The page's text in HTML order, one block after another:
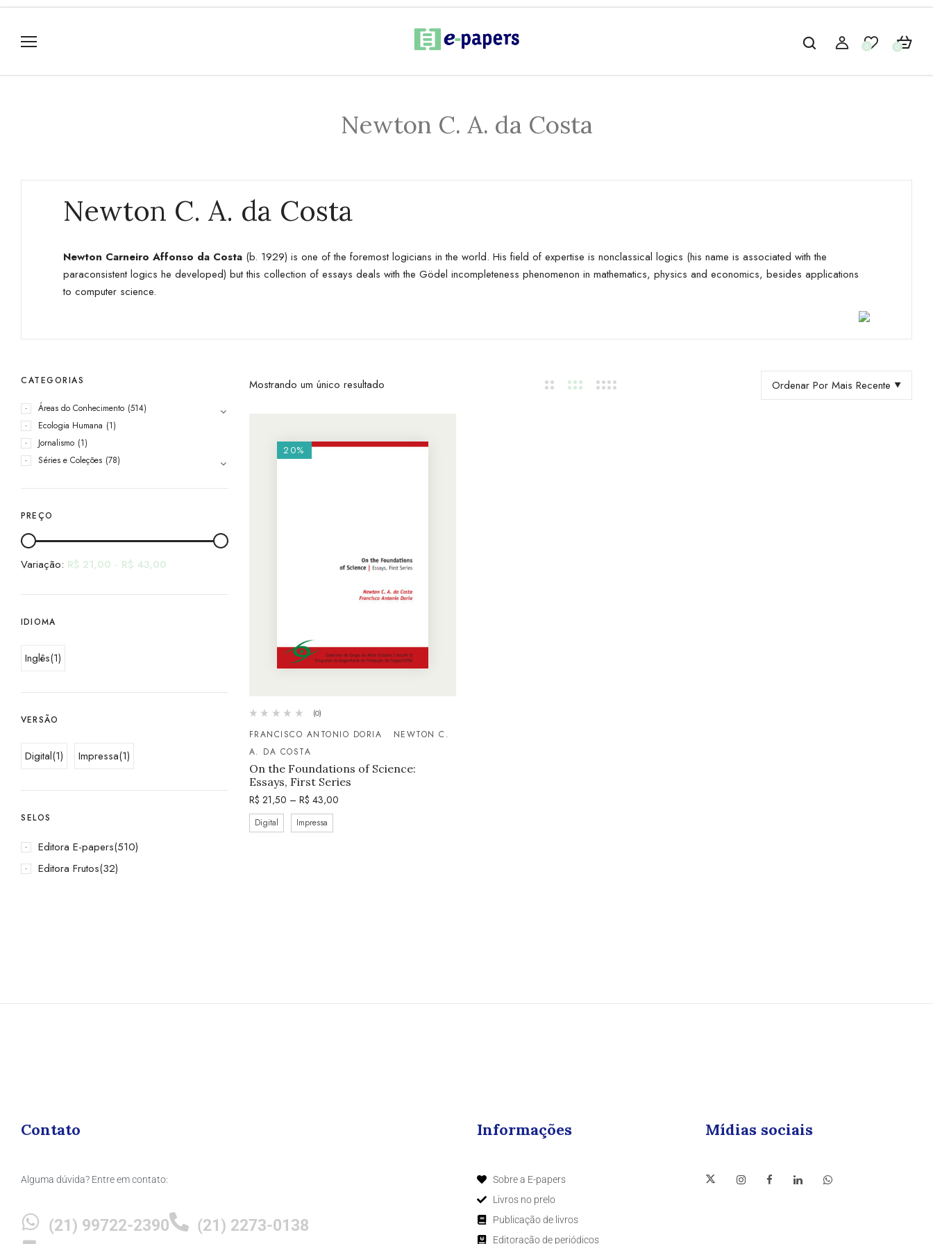
0 0
Newton C. A. da Costa
Newton C. A. da Costa
Newton Carneiro Affonso da Costa (b. 1929) is one of the foremost logicians in the world. His field of expertise is nonclassical logics (his name is associated with the
paraconsistent logics he developed) but this collection of essays deals with the Gödel incompleteness phenomenon in mathematics, physics and economics, besides applications
to computer science.
CATEGORIAS
Áreas do Conhecimento (514)
Ecologia Humana (1)
Jornalismo (1)
Séries e Coleções (78)
PREÇO
Variação: R$ 21,00 - R$ 43,00
IDIOMA
Inglês(1)
VERSÃO
Digital(1) Impressa(1)
SELOS
Editora E-papers(510)
Editora Frutos(32)
Mostrando um único resultado Ordenar Por Mais Recente
20%
(0)
FRANCISCO ANTONIO DORIA
NEWTON C.
A. DA COSTA
On the Foundations of Science:
Essays, First Series
R$ 21,50 – R$ 43,00
Digital Impressa
Contato
Alguma dúvida? Entre em contato:
(21) 99722-2390
(21) 2273-0138
Informações
Sobre a E-papers
Livros no prelo
Publicação de livros
Editoração de periódicos
Mídias sociais